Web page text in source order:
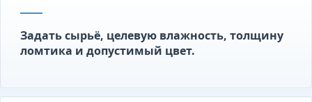
Задать сырьё, целевую влажность, толщину
ломтика и допустимый цвет.